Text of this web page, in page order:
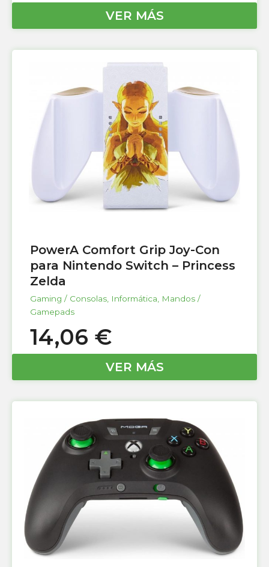
VER MÁS
PowerA Comfort Grip Joy-Con
para Nintendo Switch – Princess
Zelda
Gaming / Consolas, Informática, Mandos /
Gamepads
14,06 €
VER MÁS